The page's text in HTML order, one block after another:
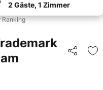
2 Gäste, 1 Zimmer
Ranking
Teilen